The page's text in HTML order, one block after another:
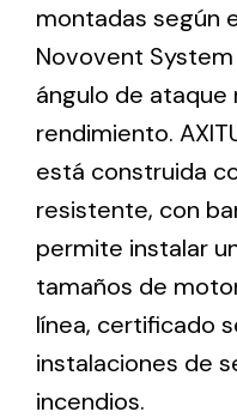
The incorporation of
meant a greater
different uses
Iluminación
de necesidades.
montadas según
Novovent
ángulo de
rendimiento.
está construida
resistente, con
permite instalar
tamaños de
línea, certificado
instalaciones de
incendios.